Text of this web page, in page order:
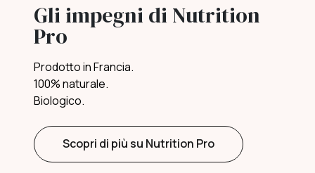
Gli impegni di Nutrition
Pro
Prodotto in Francia.
100% naturale.
Biologico.
Scopri di più su Nutrition Pro